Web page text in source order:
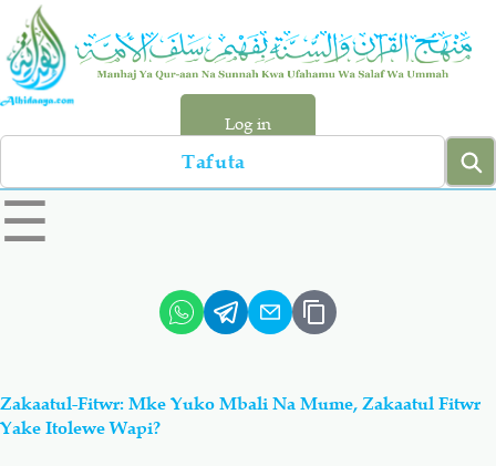
Skip
main
content
Log in
Search
left
sidebar
☰
Hadiyth
Aqiydah
Zakaatul-Fitwr: Mke Yuko Mbali Na Mume, Zakaatul Fitwr
Yake Itolewe Wapi?